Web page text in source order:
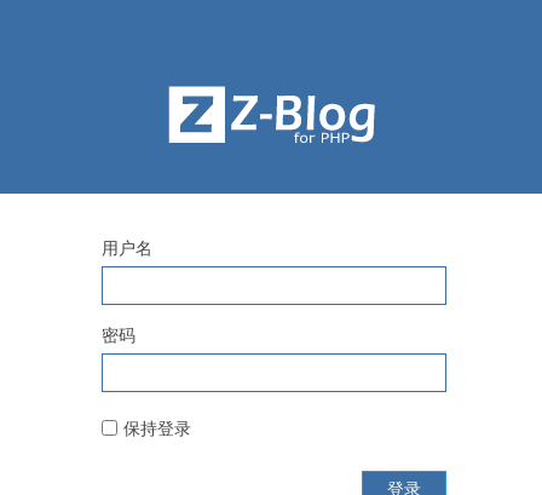
用户名
密码
保持登录